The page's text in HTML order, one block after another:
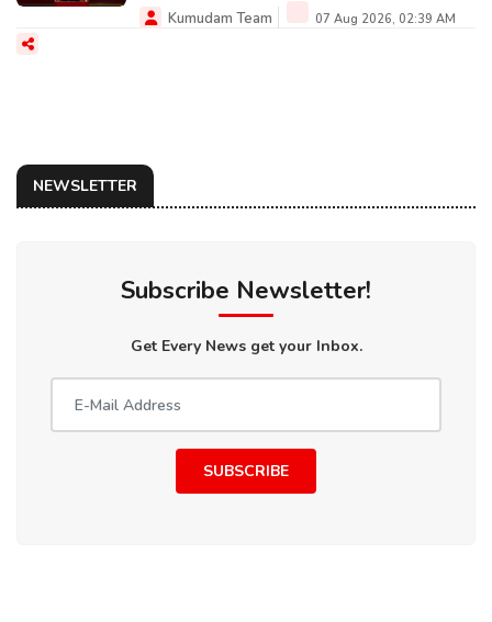
Kumudam Team 07 Aug 2026, 02:39 AM
NEWSLETTER
Subscribe Newsletter!
Get Every News get your Inbox.
SUBSCRIBE